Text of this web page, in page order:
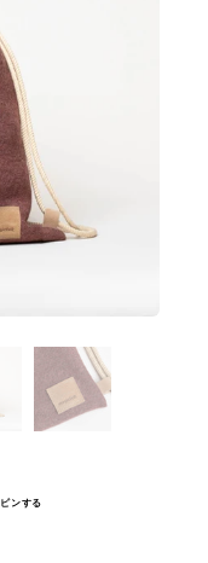
ピンする